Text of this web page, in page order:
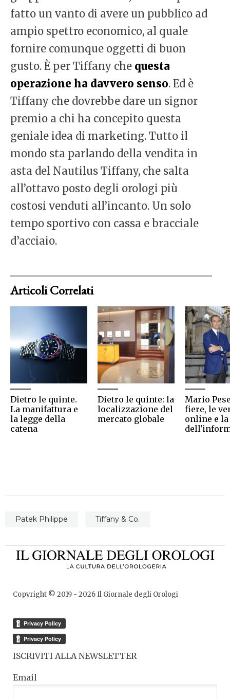
fatto un vanto di avere un pubblico ad
ampio spettro economico, al quale
fornire comunque oggetti di buon
gusto. È per Tiffany che questa
operazione ha davvero senso. Ed è
Tiffany che dovrebbe dare un signor
premio a chi ha concepito questa
geniale idea di marketing. Tutto il
mondo sta parlando della vendita in
asta del Nautilus Tiffany, che salta
all’ottavo posto degli orologi più
costosi venduti all’incanto. Un solo
tempo sportivo con cassa e bracciale
d’acciaio.
Articoli Correlati
Dietro le quinte.
La manifattura e
la legge della
catena
Dietro le quinte: la
localizzazione del
mercato globale
Mario
fiere, le
online e
Patek Philippe Tiffany & Co.
Copyright © 2019 - 2026Il Giornale degli Orologi
ISCRIVITI ALLA NEWSLETTER
Email